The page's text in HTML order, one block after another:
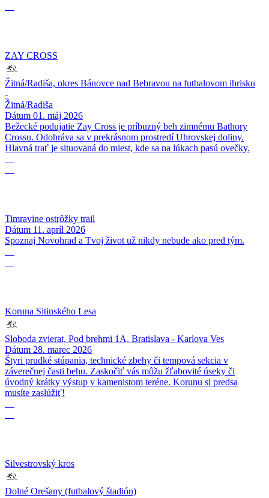
ZAY CROSS
Žitná/Radiša, okres Bánovce nad Bebravou na futbalovom ihrisku
-
Žitná/Radiša
Dátum 01. máj 2026
Bežecké podujatie Zay Cross je príbuzný beh zimnému Bathory
Crossu. Odohráva sa v prekrásnom prostredí Uhrovskej doliny.
Hlavná trať je situovaná do miest, kde sa na lúkach pasú ovečky.
Timravine ostrôžky trail
Dátum 11. apríl 2026
Spoznaj Novohrad a Tvoj život už nikdy nebude ako pred tým.
Koruna Sitinského Lesa
Sloboda zvierat, Pod brehmi 1A, Bratislava - Karlova Ves
Dátum 28. marec 2026
Štyri prudké stúpania, technické zbehy či tempová sekcia v
záverečnej časti behu. Zaskočiť vás môžu žľabovité úseky či
úvodný krátky výstup v kamenistom teréne. Korunu si predsa
musíte zaslúžiť!
Silvestrovský kros
Dolné Orešany (futbalový štadión)